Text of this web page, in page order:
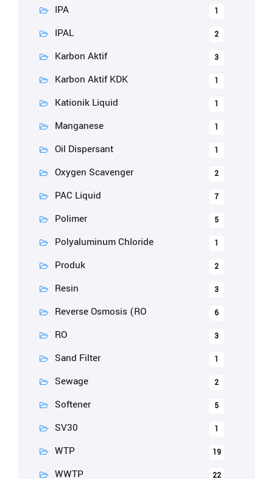
IPA 1
IPAL 2
Karbon Aktif 3
Karbon Aktif KDK 1
Kationik Liquid 1
Manganese 1
Oil Dispersant 1
Oxygen Scavenger 2
PAC Liquid 7
Polimer 5
Polyaluminum Chloride 1
Produk 2
Resin 3
Reverse Osmosis (RO 6
RO 3
Sand Filter 1
Sewage 2
Softener 5
SV30 1
WTP 19
WWTP 22